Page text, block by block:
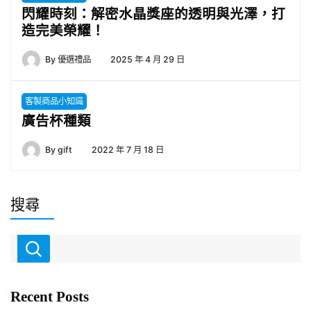
閃耀時刻：解密水晶獎座的透明與光澤，打
造完美榮耀！
By 優選禮品 2025 年 4 月 29 日
客製商品小知識
廣告杯種類
By gift 2022 年 7 月 18 日
搜尋
Recent Posts